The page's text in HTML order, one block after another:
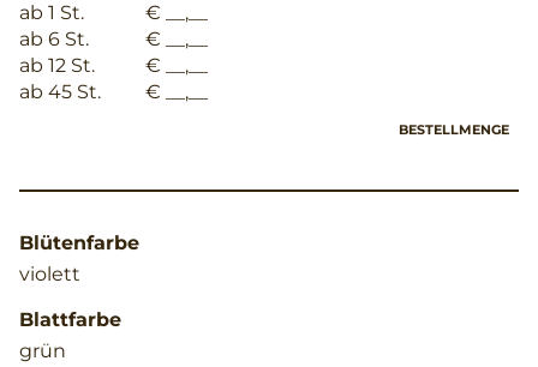
ab 1 St.
€ __,__
ab 6 St.
€ __,__
ab 12 St.
€ __,__
ab 45 St.
€ __,__
BESTELLMENGE
Blütenfarbe
violett
Blattfarbe
grün